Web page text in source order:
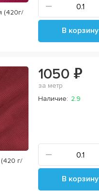
(420г/
В корзину
г/
1050 ₽
за метр
Наличие: 2.9
В корзину